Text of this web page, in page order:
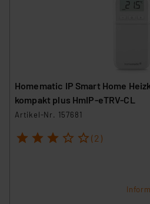
Homematic IP Smart Home
kompakt plus HmIP-eTRV-CL
Artikel-Nr. 157681
1 2 3 4 5 (2)